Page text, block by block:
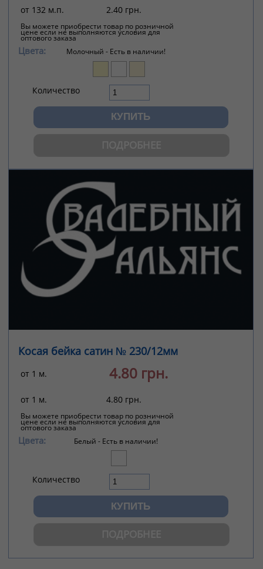
от 132 м.п. 2.40 грн.
Вы можете приобрести товар по розничной
цене если не выполняются условия для
оптового заказа
Цвета: Молочный - Есть в наличии!
Количество
Косая бейка сатин № 230/12мм
от 1 м. 4.80 грн.
от 1 м. 4.80 грн.
Вы можете приобрести товар по розничной
цене если не выполняются условия для
оптового заказа
Цвета: Белый - Есть в наличии!
Количество